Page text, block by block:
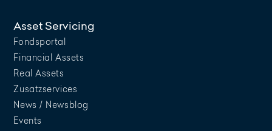
Asset Servicing
Fondsportal
Financial Assets
Real Assets
Zusatzservices
News / Newsblog
Events